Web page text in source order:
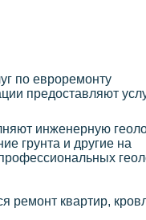
по евроремонту
предоставляют
инженерную
грунта и другие на
ремонт квартир,